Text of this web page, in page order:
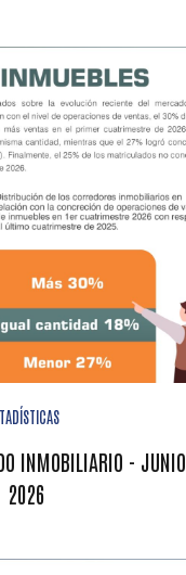
INMOBILIARIO - JUNIO
2026